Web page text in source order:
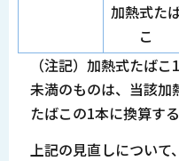
加熱式た
こ
（注記）加熱式たば
未満のものは、当該加
たばこの1本に換算する
上記の見直しについ